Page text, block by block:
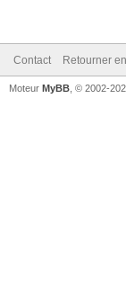
Contact Retourner
Moteur MyBB , © 2002-